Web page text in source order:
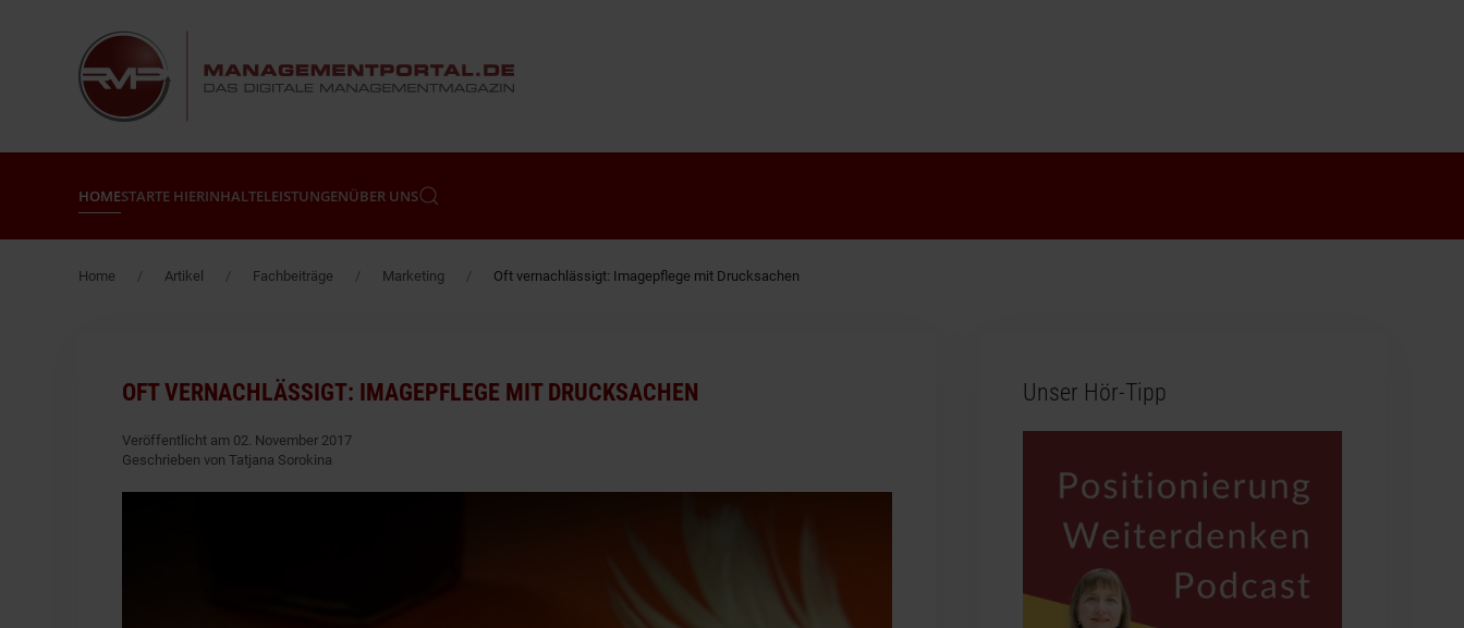
Zum Hauptinhalt springen
HOMESTARTE HIERINHALTELEISTUNGENÜBER UNS
Home Artikel Fachbeiträge Marketing Oft vernachlässigt: Imagepflege mit Drucksachen
OFT VERNACHLÄSSIGT: IMAGEPFLEGE MIT DRUCKSACHEN
Veröffentlicht am 02. November 2017
Geschrieben von Tatjana Sorokina
Unser Hör-Tipp